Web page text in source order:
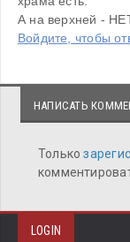
А на верхней -
Войдите, чтобы
НАПИСАТЬ
Только
LOGIN